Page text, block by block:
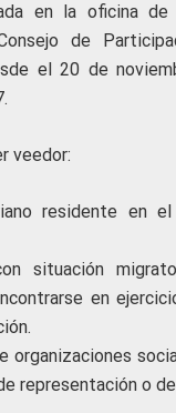
en la oficina de
de
el 20 de
veedor:
residente en
situación
en
organizaciones
representación o